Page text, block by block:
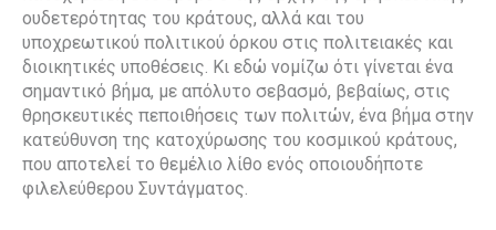
ουδετερότητας του κράτους, αλλά και του
υποχρεωτικού πολιτικού όρκου στις πολιτειακές και
διοικητικές υποθέσεις. Κι εδώ νομίζω ότι γίνεται ένα
σημαντικό βήμα, με απόλυτο σεβασμό, βεβαίως, στις
θρησκευτικές πεποιθήσεις των πολιτών, ένα βήμα στην
κατεύθυνση της κατοχύρωσης του κοσμικού κράτους,
που αποτελεί το θεμέλιο λίθο ενός οποιουδήποτε
φιλελεύθερου Συντάγματος.